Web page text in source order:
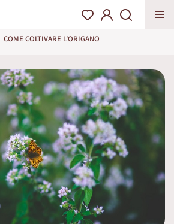
COME COLTIVARE L'ORIGANO